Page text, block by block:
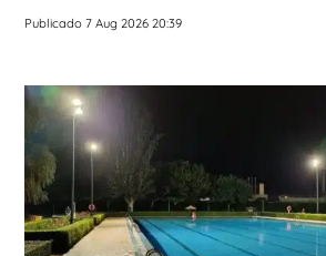
Publicado 7 Aug 2026 20:39